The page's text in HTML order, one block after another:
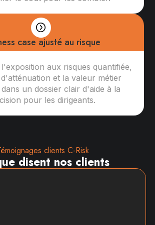
case ajusté au risque
aux risques quantifiée,
et la valeur métier
un dossier clair d'aide à la
pour les dirigeants.
clients C-Risk
disent nos clients